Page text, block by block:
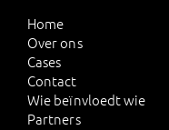
Home
Over ons
Cases
Contact
Wie beïnvloedt wie
Partners